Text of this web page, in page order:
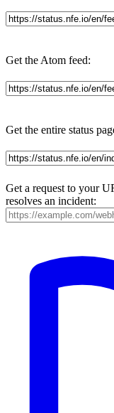
Get the Atom feed:
Get the entire status
Get a request to your
resolves an incident: